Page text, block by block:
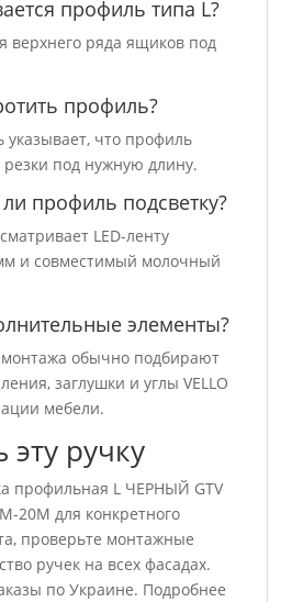
профиль типа L?
верхнего ряда ящиков под
профиль?
указывает, что профиль
под нужную длину.
профиль подсветку?
LED-ленту
и совместимый молочный
элементы?
монтажа обычно подбирают
заглушки и углы VELLO
мебели.
эту ручку
профильная L ЧЕРНЫЙ GTV
20M для конкретного
проверьте монтажные
ручек на всех фасадах.
по Украине. Подробнее